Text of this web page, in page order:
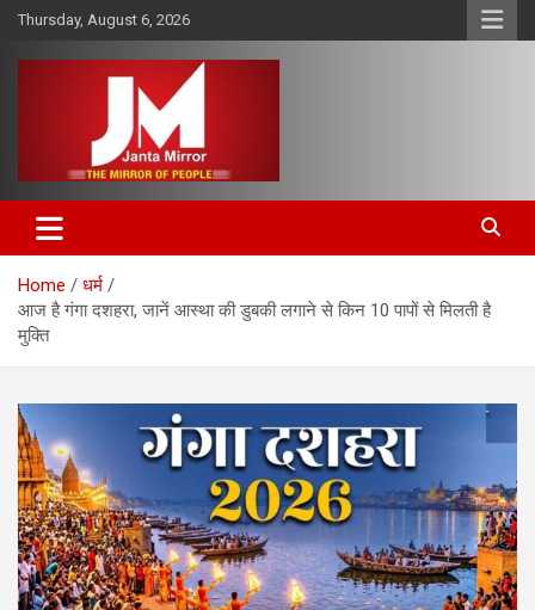
Skip
content
Thursday, August 6, 2026
Janta Mirror
Home
धर्म
आज है गंगा दशहरा, जानें आस्था की डुबकी लगाने से किन 10 पापों से मिलती है
मुक्ति